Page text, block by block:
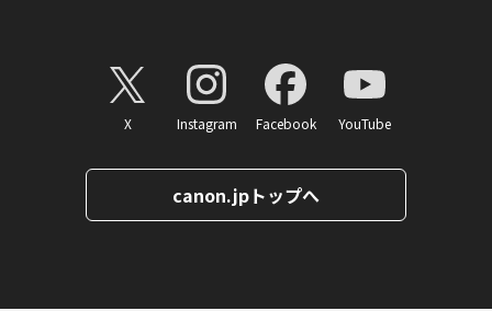
X Instagram Facebook YouTube
canon.jpトップへ